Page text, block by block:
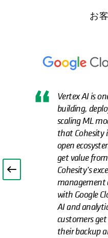
お
Vertex AI is
building,
scaling ML
that Cohesity
open
get value
Cohesity’s
management
with Google
AI and
customers
their backup